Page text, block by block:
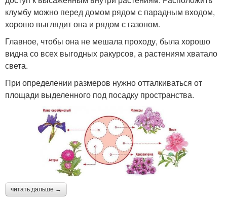
клумбу можно перед домом рядом с парадным входом,
хорошо выглядит она и рядом с газоном.
Главное, чтобы она не мешала проходу, была хорошо
видна со всех выгодных ракурсов, а растениям хватало
света.
При определении размеров нужно отталкиваться от
площади выделенного под посадку пространства.
читать дальше →